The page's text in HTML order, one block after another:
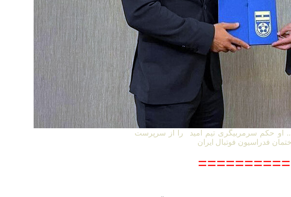
او حکم سرمربیگری تیم امید را از سرپرست